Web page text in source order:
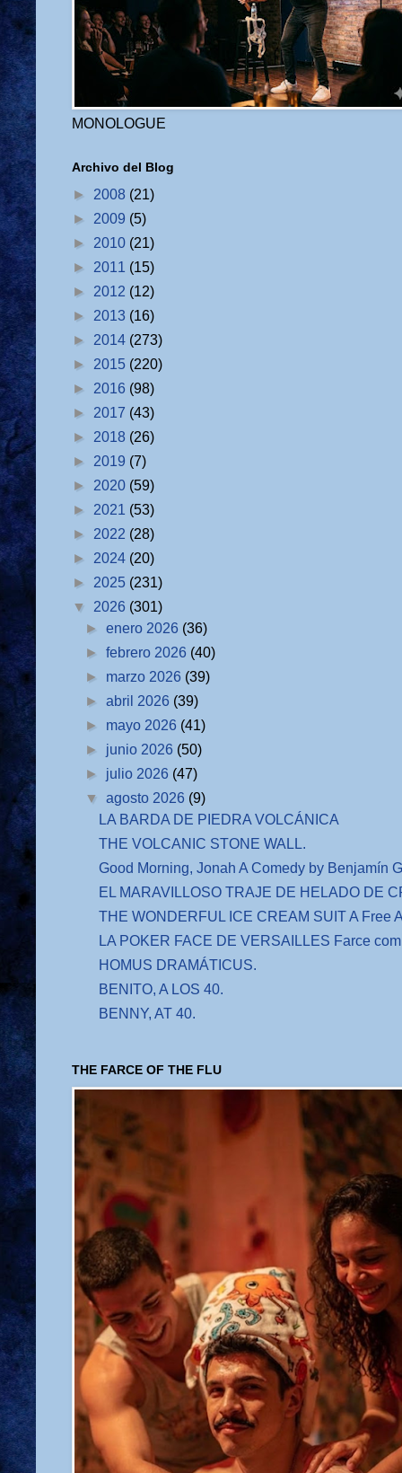
MONOLOGUE
Archivo del Blog
► 2008 (21)
► 2009 (5)
► 2010 (21)
► 2011 (15)
► 2012 (12)
► 2013 (16)
► 2014 (273)
► 2015 (220)
► 2016 (98)
► 2017 (43)
► 2018 (26)
► 2019 (7)
► 2020 (59)
► 2021 (53)
► 2022 (28)
► 2024 (20)
► 2025 (231)
▼ 2026 (301)
►enero 2026 (36)
►febrero 2026 (40)
► marzo 2026 (39)
►abril 2026 (39)
► mayo 2026 (41)
► junio 2026 (50)
► julio 2026 (47)
▼agosto 2026 (9)
LA BARDA DE PIEDRA VOLCÁNICA
THE VOLCANIC STONE WALL.
Good Morning, Jonah A Comedy by Benjamín
EL MARAVILLOSO TRAJE DE HELADO DE
THE WONDERFUL ICE CREAM SUIT A Free
LA POKER FACE DE VERSAILLES Farce
HOMUS DRAMÁTICUS.
BENITO, A LOS 40.
BENNY, AT 40.
THE FARCE OF THE FLU